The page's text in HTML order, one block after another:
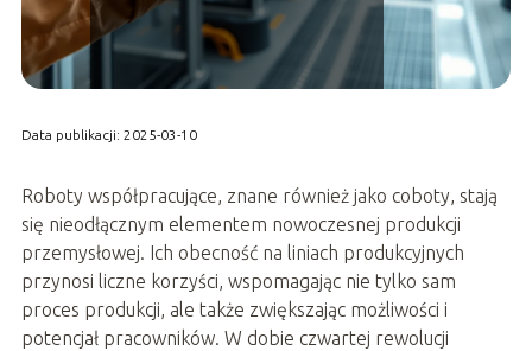
Data publikacji: 2025-03-10
Roboty współpracujące, znane również jako coboty, stają
się nieodłącznym elementem nowoczesnej produkcji
przemysłowej. Ich obecność na liniach produkcyjnych
przynosi liczne korzyści, wspomagając nie tylko sam
proces produkcji, ale także zwiększając możliwości i
potencjał pracowników. W dobie czwartej rewolucji